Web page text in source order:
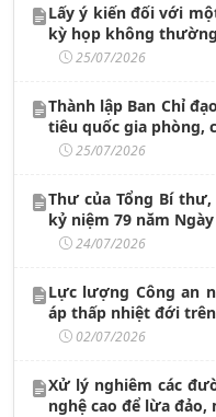
Lấy ý kiến đối với
kỳ họp không
25/07/2026
Thành lập Ban Chỉ
tiêu quốc gia phòng,
25/07/2026
Thư của Tổng Bí
kỷ niệm 79 năm
24/07/2026
Lực lượng Công an
áp thấp nhiệt đới
02/07/2026
Xử lý nghiêm các
nghệ cao để lừa